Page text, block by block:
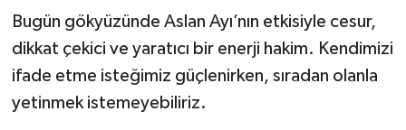
Bugün gökyüzünde Aslan Ayı’nın etkisiyle cesur,
dikkat çekici ve yaratıcı bir enerji hakim. Kendimizi
ifade etme isteğimiz güçlenirken, sıradan olanla
yetinmek istemeyebiliriz.